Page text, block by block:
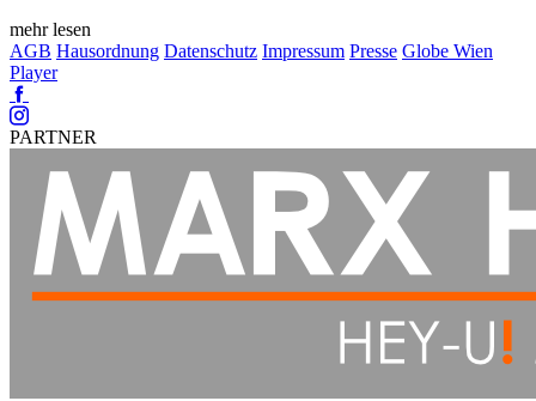
mehr lesen
AGB Hausordnung Datenschutz Impressum Presse Globe Wien
Player
Facebook
Instagram
PARTNER